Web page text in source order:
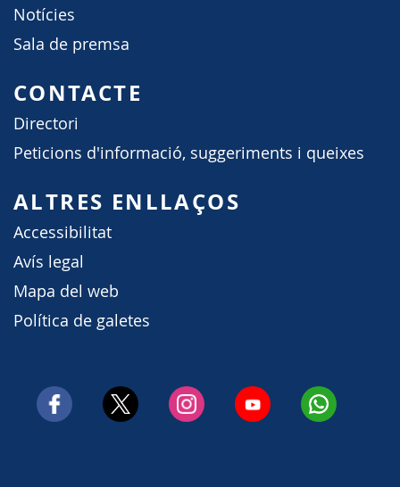
Notícies
Sala de premsa
CONTACTE
Directori
Peticions d'informació, suggeriments i queixes
ALTRES ENLLAÇOS
Accessibilitat
Avís legal
Mapa del web
Política de galetes